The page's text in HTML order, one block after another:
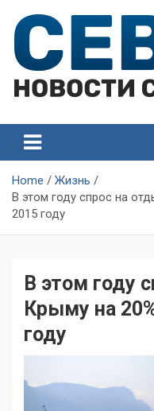
content
Севастополя
Севастополя
Home
Жизнь
В этом году спрос на
2015 году
В этом году
Крыму на
году